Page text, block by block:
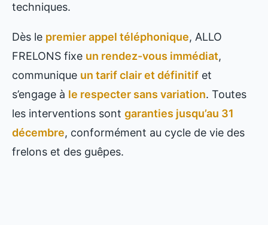
techniques.
Dès le premier appel téléphonique, ALLO
FRELONS fixe un rendez-vous immédiat,
communique un tarif clair et définitif et
s’engage à le respecter sans variation. Toutes
les interventions sont garanties jusqu’au 31
décembre, conformément au cycle de vie des
frelons et des guêpes.